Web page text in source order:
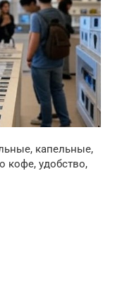
капельные,
кофе, удобство,